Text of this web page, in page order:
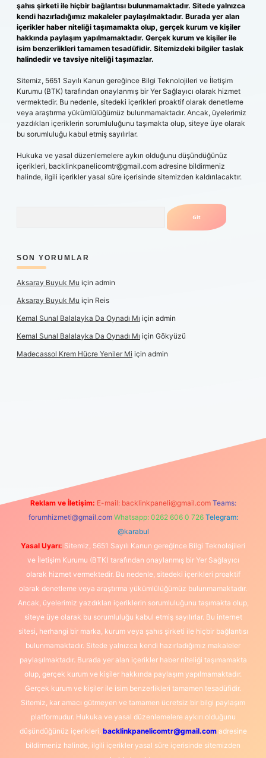
şahıs şirketi ile hiçbir bağlantısı bulunmamaktadır. Sitede yalnızca
kendi hazırladığımız makaleler paylaşılmaktadır. Burada yer alan
içerikler haber niteliği taşımamakta olup, gerçek kurum ve kişiler
hakkında paylaşım yapılmamaktadır. Gerçek kurum ve kişiler ile
isim benzerlikleri tamamen tesadüfidir. Sitemizdeki bilgiler taslak
halindedir ve tavsiye niteliği taşımazlar.
Sitemiz, 5651 Sayılı Kanun gereğince Bilgi Teknolojileri ve İletişim
Kurumu (BTK) tarafından onaylanmış bir Yer Sağlayıcı olarak hizmet
vermektedir. Bu nedenle, sitedeki içerikleri proaktif olarak denetleme
veya araştırma yükümlülüğümüz bulunmamaktadır. Ancak, üyelerimiz
yazdıkları içeriklerin sorumluluğunu taşımakta olup, siteye üye olarak
bu sorumluluğu kabul etmiş sayılırlar.
Hukuka ve yasal düzenlemelere aykırı olduğunu düşündüğünüz
içerikleri, backlinkpanelicomtr@gmail.com adresine bildirmeniz
halinde, ilgili içerikler yasal süre içerisinde sitemizden kaldırılacaktır.
SON YORUMLAR
Aksaray Buyuk Mu için admin
Aksaray Buyuk Mu için Reis
Kemal Sunal Balalayka Da Oynadı Mı için admin
Kemal Sunal Balalayka Da Oynadı Mı için Gökyüzü
Madecassol Krem Hücre Yeniler Mi için admin
Reklam ve İletişim: E-mail: backlinkpaneli@gmail.com Teams:
forumhizmeti@gmail.com Whatsapp: 0262 606 0 726 Telegram:
@karabul
Yasal Uyarı: Sitemiz, 5651 Sayılı Kanun gereğince Bilgi Teknolojileri
ve İletişim Kurumu (BTK) tarafından onaylanmış bir Yer Sağlayıcı
olarak hizmet vermektedir. Bu nedenle, sitedeki içerikleri proaktif
olarak denetleme veya araştırma yükümlülüğümüz bulunmamaktadır.
Ancak, üyelerimiz yazdıkları içeriklerin sorumluluğunu taşımakta olup,
siteye üye olarak bu sorumluluğu kabul etmiş sayılırlar. Bu internet
sitesi, herhangi bir marka, kurum veya şahıs şirketi ile hiçbir bağlantısı
bulunmamaktadır. Sitede yalnızca kendi hazırladığımız makaleler
paylaşılmaktadır. Burada yer alan içerikler haber niteliği taşımamakta
olup, gerçek kurum ve kişiler hakkında paylaşım yapılmamaktadır.
Gerçek kurum ve kişiler ile isim benzerlikleri tamamen tesadüfidir.
Sitemiz, kar amacı gütmeyen ve tamamen ücretsiz bir bilgi paylaşım
platformudur. Hukuka ve yasal düzenlemelere aykırı olduğunu
düşündüğünüz içerikleri, backlinkpanelicomtr@gmail.comadresine
bildirmeniz halinde, ilgili içerikler yasal süre içerisinde sitemizden